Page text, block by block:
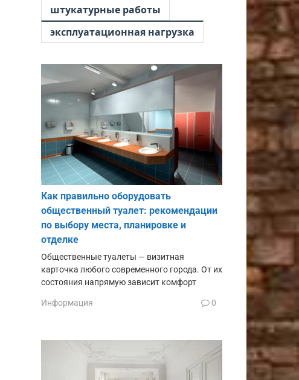
штукатурные работы
эксплуатационная нагрузка
Как правильно оборудовать
общественный туалет: рекомендации
по выбору места, планировке и
отделке
Общественные туалеты — визитная
карточка любого современного города. От их
состояния напрямую зависит комфорт
Информация 0